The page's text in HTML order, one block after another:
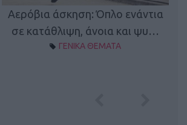
Αερόβια άσκηση: Όπλο ενάντια
σε κατάθλιψη, άνοια και ψυ…
ΓΕΝΙΚΑ ΘΕΜΑΤΑ